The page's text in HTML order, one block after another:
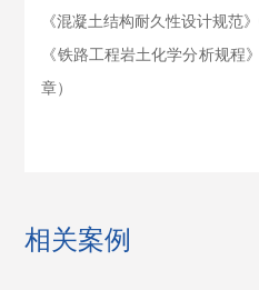
《混凝土结构耐久性设计规范
《铁路工程岩土化学分析规程
章）
相关案例